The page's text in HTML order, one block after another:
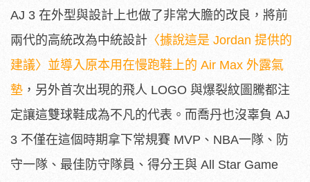
AJ 3 在外型與設計上也做了非常大膽的改良，將前
兩代的高統改為中統設計 〈據說這是 Jordan 提供的
建議〉並導入原本用在慢跑鞋上的 Air Max 外露氣
墊 ，另外首次出現的飛人 LOGO 與爆裂紋圖騰都注
定讓這雙球鞋成為不凡的代表。而喬丹也沒辜負 AJ
3 不僅在這個時期拿下常規賽 MVP、NBA一隊、防
守一隊、最佳防守隊員、得分王與 All Star Game